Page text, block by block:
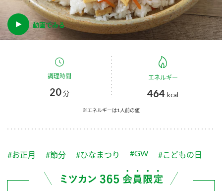
つゆ たれ
スープ
炊き込みご飯の素 米飯用調味液
くらしプラ酢
カンタン酢
かおりの蔵
納豆のサイト
三ツ判山吹
国内事業概要
ミツカングループについて
企業理念
ミツカンを知る
環境への取り組み
お客様相談センター
お客様の声をいかしました
動画でみる
調理時間
20分
エネルギー
464 kcal
※エネルギーは1人前の値
#お正月 #節分 #ひなまつり #GW #こどもの日